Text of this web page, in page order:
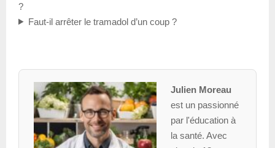
?
Faut-il arrêter le tramadol d’un coup ?
Julien Moreau
est un passionné
par l'éducation à
la santé. Avec